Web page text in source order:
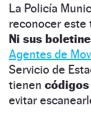
La Policía
reconocer este
Ni sus
Agentes de
Servicio de
tienen códigos
evitar